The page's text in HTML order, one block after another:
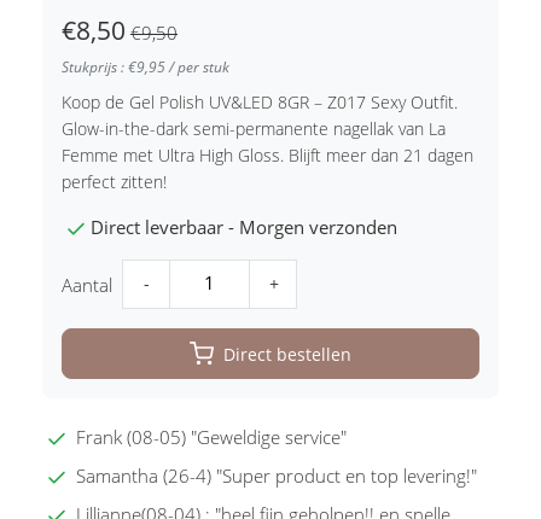
€8,50 €9,50
Stukprijs : €9,95 / per stuk
Koop de Gel Polish UV&LED 8GR – Z017 Sexy Outfit.
Glow-in-the-dark semi-permanente nagellak van La
Femme met Ultra High Gloss. Blijft meer dan 21 dagen
perfect zitten!
Direct leverbaar - Morgen verzonden
Aantal - +
Direct bestellen
Frank (08-05) "Geweldige service"
Samantha (26-4) "Super product en top levering!"